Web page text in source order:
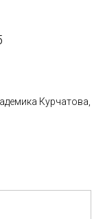
Курчатова,